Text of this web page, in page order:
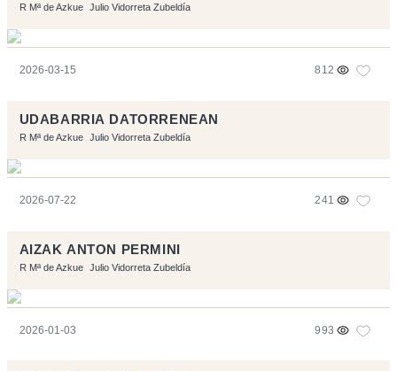
R Mª de Azkue Julio Vidorreta Zubeldía
2026-03-15 812
UDABARRIA DATORRENEAN
R Mª de Azkue Julio Vidorreta Zubeldía
2026-07-22 241
AIZAK ANTON PERMINI
R Mª de Azkue Julio Vidorreta Zubeldía
2026-01-03 993